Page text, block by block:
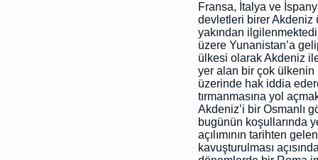
Fransa, İtalya ve
devletleri birer Akdeniz
yakından
üzere Yunanistan’a
ülkesi olarak Akdeniz
yer alan bir çok
üzerinde hak iddia
tırmanmasına yol
Akdeniz’i bir Osmanlı
bugünün koşullarında
açılımının tarihten
kavuşturulması